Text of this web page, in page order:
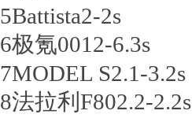
5Battista2-2s
6极氪001 2-6.3s
7MODEL S2.1-3.2s
8法拉利F802.2-2.2s